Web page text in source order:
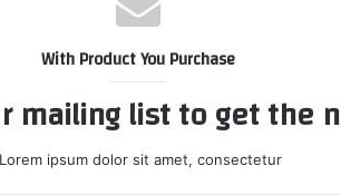
With Product You Purchase
mailing list to get the
Lorem ipsum dolor sit amet, consectetur.